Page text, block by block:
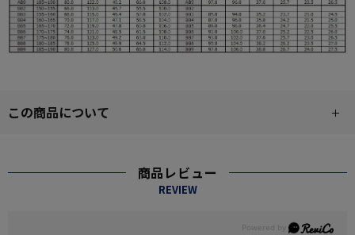
この商品について
商品レビュー
REVIEW